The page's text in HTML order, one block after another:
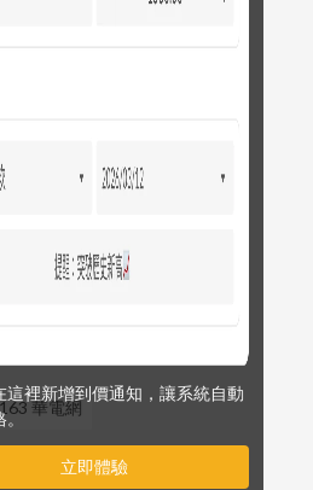
這裡新增到價通知，讓系統自動
。
立即體驗
華電網